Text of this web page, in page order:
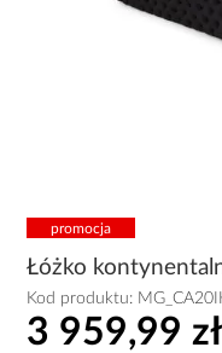
promocja
Łóżko
Kod produktu:
3 959,99 zł